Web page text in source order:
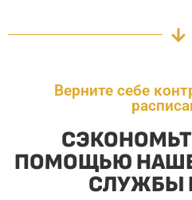
Верните себе
ПОМОЩЬЮ
СЛУЖБЫ